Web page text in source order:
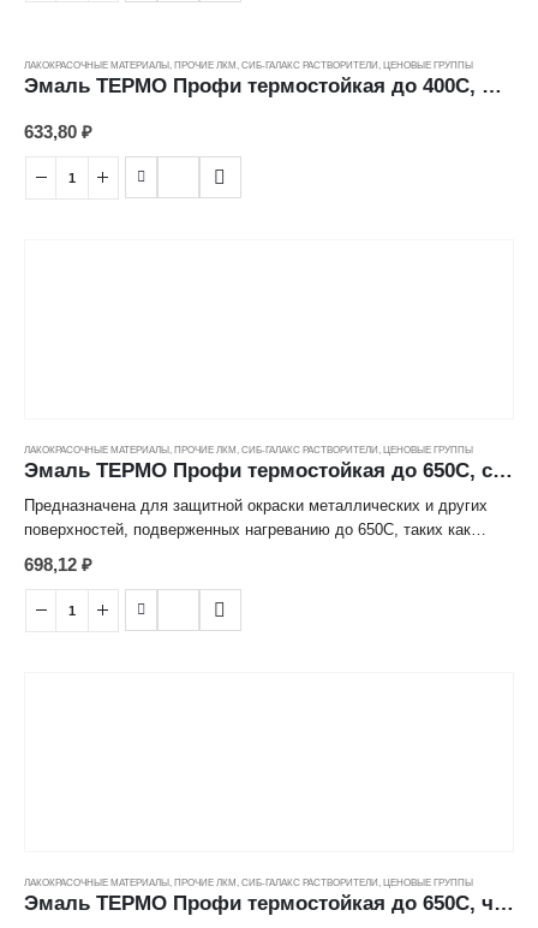
осадков, агрессивных сред.
ЛАКОКРАСОЧНЫЕ МАТЕРИАЛЫ , ПРОЧИЕ ЛКМ, СИБ-ГАЛАКС РАСТВОРИТЕЛИ, ЦЕНОВЫЕ ГРУППЫ
Эмаль ТЕРМО Профи термостойкая до 400С, шоколад, ж/б (0,5кг)
633,80 ₽
ЛАКОКРАСОЧНЫЕ МАТЕРИАЛЫ , ПРОЧИЕ ЛКМ, СИБ-ГАЛАКС РАСТВОРИТЕЛИ, ЦЕНОВЫЕ ГРУППЫ
Эмаль ТЕРМО Профи термостойкая до 650С, серебристо-серая, ж/б (0,5кг)
Предназначена для защитной окраски металлических и других
поверхностей, подверженных нагреванию до 650С, таких как
детали водонагревательного и котельного оборудования, печей
для бань, саун, каминов и барбекю, радиаторов отопления и
элементов выхлопной системы автомобилей. Может применяться
для окраски изделий из камня, бетонных, железобетонных,
698,12 ₽
ЛАКОКРАСОЧНЫЕ МАТЕРИАЛЫ , ПРОЧИЕ ЛКМ, СИБ-ГАЛАКС РАСТВОРИТЕЛИ, ЦЕНОВЫЕ ГРУППЫ
Эмаль ТЕРМО Профи термостойкая до 650С, черная, ж/б (0,5кг)